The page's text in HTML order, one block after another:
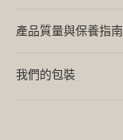
產品質量與保養指南
我們的包裝